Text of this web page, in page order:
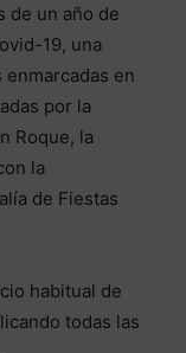
de un año de
19, una
en
por la
Roque, la
la
de Fiestas
habitual de
todas las